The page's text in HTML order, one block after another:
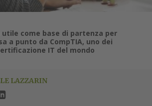
utile come base di partenza per
a punto da CompTIA, uno dei
IT del mondo
LAZZARIN